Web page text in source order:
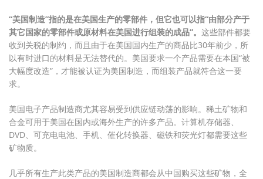
“美国制造”指的是在美国生产的零部件，但它也可以指“由部分产于
其它国家的零部件或原材料在美国进行组装的成品”。 这些部件都要
收到关税的制约，而且由于在美国国内生产的商品比30年前少，所
以有时进口的材料是无法替代的。美国要求一个产品需要在本国“被
大幅度改造”，才能被认证为美国制造，而组装产品就符合这一要
求。
美国电子产品制造商尤其容易受到供应链动荡的影响。稀土矿物和
合金可用于美国在国内或海外生产的许多产品。计算机存储器、
DVD、可充电电池、手机、催化转换器、磁铁和荧光灯都需要这些
矿物质。
几乎所有生产此类产品的美国制造商都会从中国购买这些矿物，全